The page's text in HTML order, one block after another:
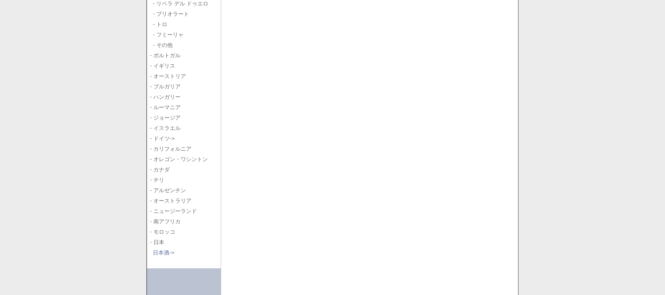
- リベラ デル ドゥエロ
- プリオラート
- トロ
- フミーリャ
- その他
- ポルトガル
- イギリス
- オーストリア
- ブルガリア
- ハンガリー
- ルーマニア
- ジョージア
- イスラエル
- ドイツ->
- カリフォルニア
- オレゴン・ワシントン
- カナダ
- チリ
- アルゼンチン
- オーストラリア
- ニュージーランド
- 南アフリカ
- モロッコ
- 日本
日本酒->